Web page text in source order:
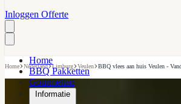
Inloggen Offerte
Home
BBQ Pakketten
Gourmetten
Informatie
Home›Nederland›Limburg›Veulen›BBQ vlees aan huis Veulen -